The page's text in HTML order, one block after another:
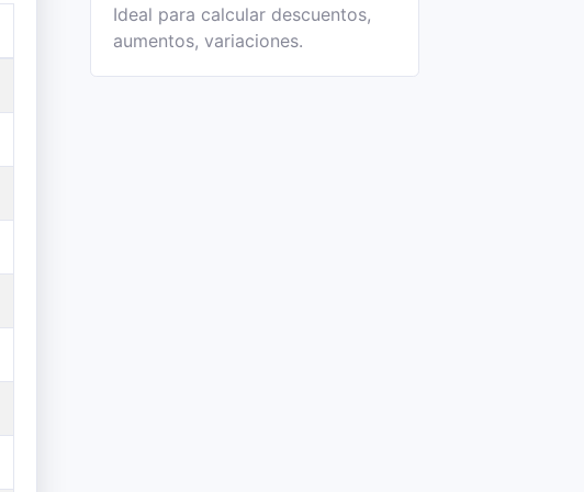
Ideal para calcular descuentos,
aumentos, variaciones.